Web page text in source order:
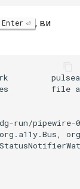
Enter
, ви
file
org.a11y.Bus,